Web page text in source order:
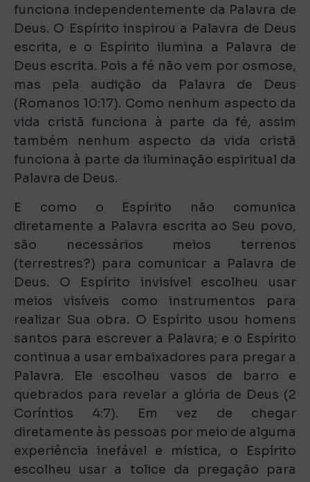
funciona independentemente da Palavra de
Deus. O Espírito inspirou a Palavra de Deus
escrita, e o Espírito ilumina a Palavra de
Deus escrita. Pois a fé não vem por osmose,
mas pela audição da Palavra de Deus
(Romanos 10:17). Como nenhum aspecto da
vida cristã funciona à parte da fé, assim
também nenhum aspecto da vida cristã
funciona à parte da iluminação espiritual da
Palavra de Deus.
E como o Espírito não comunica
diretamente a Palavra escrita ao Seu povo,
são necessários meios terrenos
(terrestres?) para comunicar a Palavra de
Deus. O Espírito invisível escolheu usar
meios visíveis como instrumentos para
realizar Sua obra. O Espírito usou homens
santos para escrever a Palavra; e o Espírito
continua a usar embaixadores para pregar a
Palavra. Ele escolheu vasos de barro e
quebrados para revelar a glória de Deus (2
Coríntios 4:7). Em vez de chegar
diretamente às pessoas por meio de alguma
experiência inefável e mística, o Espírito
escolheu usar a tolice da pregação para